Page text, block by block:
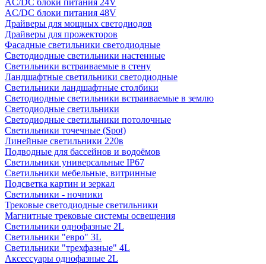
AC/DC блоки питания 24V
AC/DC блоки питания 48V
Драйверы для мощных светодиодов
Драйверы для прожекторов
Фасадные светильники светодиодные
Светодиодные светильники настенные
Светильники встраиваемые в стену
Ландшафтные светильники светодиодные
Светильники ландшафтные столбики
Светодиодные светильники встраиваемые в землю
Светодиодные светильники
Светодиодные светильники потолочные
Светильники точечные (Spot)
Линейные светильники 220в
Подводные для бассейнов и водоёмов
Светильники универсальные IP67
Светильники мебельные, витринные
Подсветка картин и зеркал
Светильники - ночники
Трековые светодиодные светильники
Магнитные трековые системы освещения
Светильники однофазные 2L
Светильники "евро" 3L
Светильники "трехфазные" 4L
Аксессуары однофазные 2L